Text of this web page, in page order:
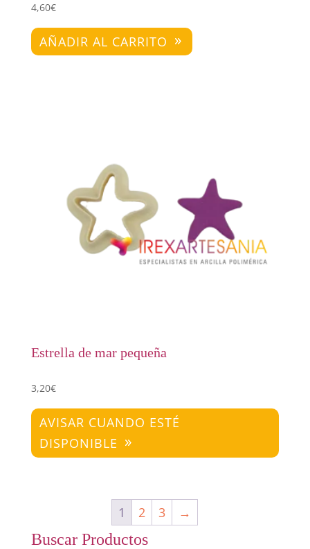
4,60€
AÑADIR AL CARRITO
Estrella de mar pequeña
3,20€
AVISAR CUANDO ESTÉ
DISPONIBLE
1 2 3 →
Buscar Productos